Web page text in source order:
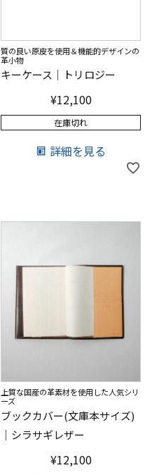
質の良い原皮を使用＆機能的デザインの
革小物
キーケース｜トリロジー
¥12,100
在庫切れ
詳細を見る
上質な国産の革素材を使用した人気シリ
ーズ
ブックカバー(文庫本サイズ)
｜シラサギレザー
¥12,100